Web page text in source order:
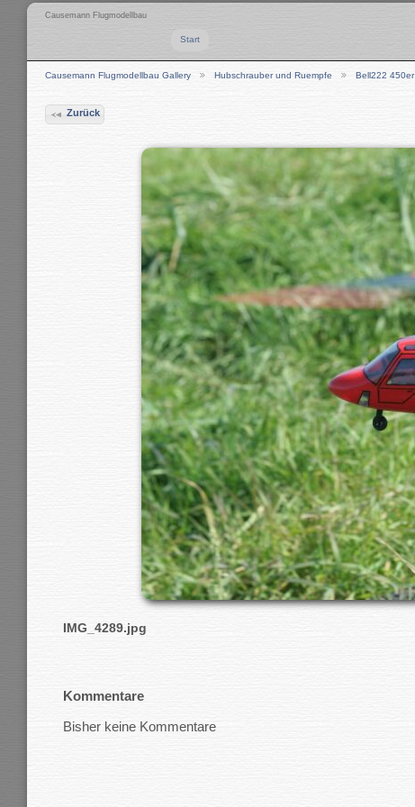
Causemann Flugmodellbau
Start
Causemann Flugmodellbau Gallery Hubschrauber und Ruempfe Bell222 450er
Zurück
IMG_4289.jpg
Kommentare
Bisher keine Kommentare